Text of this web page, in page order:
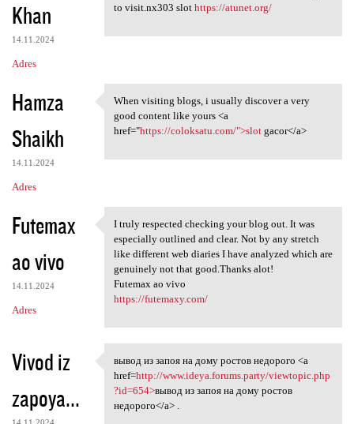
Khan
14.11.2024
Adres
to visit.nx303 slot https://atunet.org/
Hamza
Shaikh
14.11.2024
Adres
When visiting blogs, i
When visiting blogs, i usually discover a very
good content like yours <a
href="https://coloksatu.com/">slotgacor</a>
Futemax
ao vivo
14.11.2024
Adres
I truly respected checking
I truly respected checking your blog out. It was
especially outlined and clear. Not by any stretch
like different web diaries I have analyzed which are
genuinely not that good.Thanks alot!
Futemax ao vivo
https://futemaxy.com/
Vivod iz
zapoya...
вывод из запоя на дому ростов
вывод из запоя на дому ростов недорого <a
href=http://www.ideya.forums.party/viewtopic.php
?id=654>вывод из запоя на дому ростов
недорого</a> .